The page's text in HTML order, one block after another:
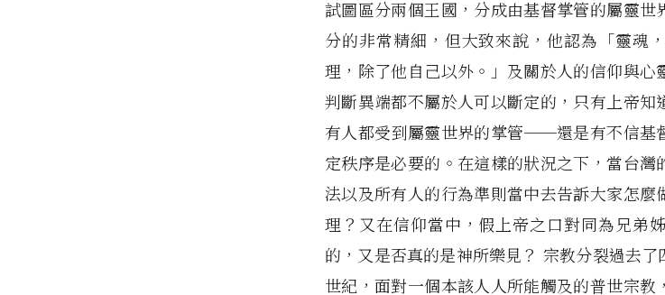
試圖區分兩個王國，分成由基督掌管的屬靈
分的非常精細，但大致來說，他認為「靈魂
理，除了他自己以外。」及關於人的信仰與
判斷異端都不屬於人可以斷定的，只有上帝
有人都受到屬靈世界的掌管──還是有不信
定秩序是必要的。在這樣的狀況之下，當台
法以及所有人的行為準則當中去告訴大家怎
理？又在信仰當中，假上帝之口對同為兄弟
的，又是否真的是神所樂見？ 宗教分裂過去
世紀，面對一個本該人人所能觸及的普世宗教